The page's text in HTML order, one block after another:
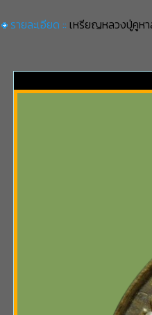
รายละเอียด :: เหรียญหลวงปู่คูห